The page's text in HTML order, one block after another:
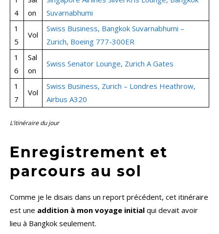
4
on
Suvarnabhumi
1
5
Vol
Swiss Business, Bangkok Suvarnabhumi –
Zurich, Boeing 777-300ER
1
6
Sal
on
Swiss Senator Lounge, Zurich A Gates
1
7
Vol
Swiss Business, Zurich – Londres Heathrow,
Airbus A320
L’itinéraire du jour
Enregistrement et
parcours au sol
Comme je le disais dans un report précédent, cet itinéraire
est une addition à mon voyage initial qui devait avoir
lieu à Bangkok seulement.